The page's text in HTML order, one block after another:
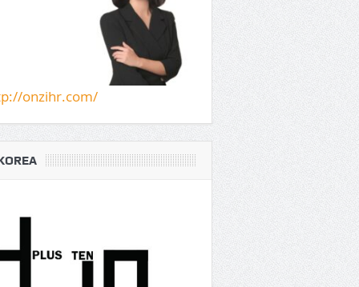
onzihr.com/